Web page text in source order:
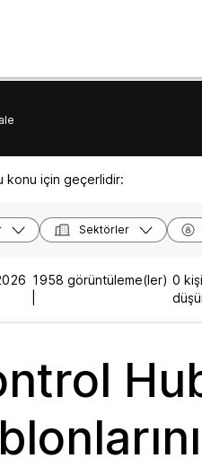
konu için geçerlidir:
Sektörler
1958 görüntüleme(ler) 0